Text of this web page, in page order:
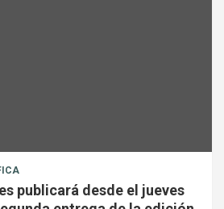
publicará desde el jueves